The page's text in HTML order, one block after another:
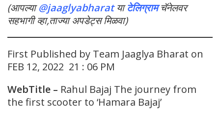
(आपल्या@jaaglyabharat याटेलिग्राम चॅनेलवर
सहभागी व्हा,ताज्या अपडेट्स मिळवा)
First Published by Team Jaaglya Bharat on
FEB 12, 2022 21 : 06 PM
WebTitle – Rahul Bajaj The journey from
the first scooter to ‘Hamara Bajaj’